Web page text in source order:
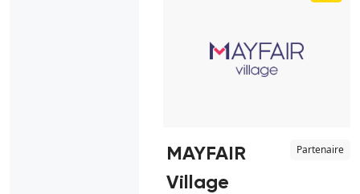
MAYFAIR
Village
Partenaire